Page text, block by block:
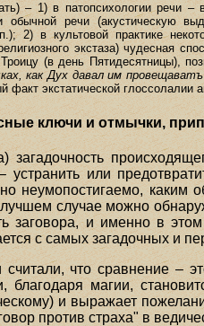
– 1) в патопсихологии речи –
обычной речи (акустическую
2) в культовой практике
экстаза) чудесная
(в день Пятидесятницы),
как Дух давал им провещаватъ
экстатической
ключи и отмычки,
загадочность
или
неумопостигаемо, каким
случае можно
заговора, и именно в
с самых загадочных и
что сравнение –
благодаря магии,
и выражает
против страха" в